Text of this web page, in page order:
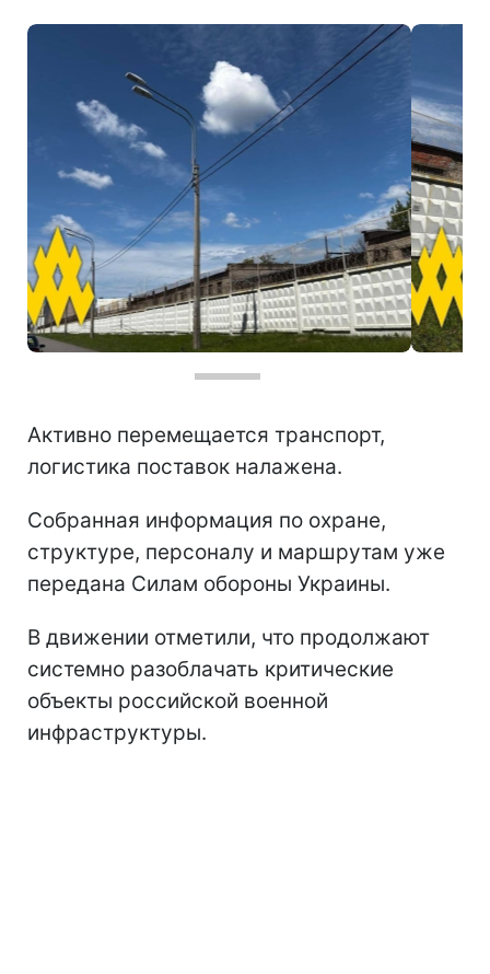
Активно перемещается транспорт,
логистика поставок налажена.
Собранная информация по охране,
структуре, персоналу и маршрутам уже
передана Силам обороны Украины.
В движении отметили, что продолжают
системно разоблачать критические
объекты российской военной
инфраструктуры.